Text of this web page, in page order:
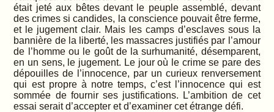
était jeté aux bêtes devant le peuple assemblé, devant
des crimes si candides, la conscience pouvait être ferme,
et le jugement clair. Mais les camps d’esclaves sous la
bannière de la liberté, les massacres justifiés par l’amour
de l’homme ou le goût de la surhumanité, désemparent,
en un sens, le jugement. Le jour où le crime se pare des
dépouilles de l’innocence, par un curieux renversement
qui est propre à notre temps, c’est l’innocence qui est
sommée de fournir ses justifications. L’ambition de cet
essai serait d’accepter et d’examiner cet étrange défi.